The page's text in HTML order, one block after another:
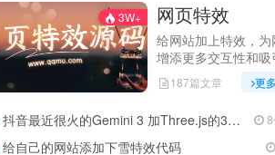
3W+ 网页特效
给网站加上特效，为
增添更多交互性和吸
力，提升用户体验
187篇文章 更
抖音最近很火的Gemini 3 加Three.js的3D粒子交互代码 共十三款
给自己的网站添加下雪特效代码